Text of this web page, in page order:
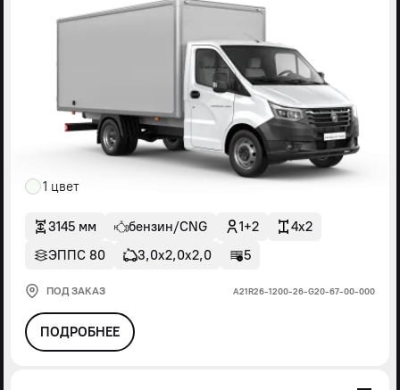
1 цвет
3145 мм бензин/CNG 1+2
4x2
ЭППС 80
3,0х2,0х2,0 5
ПОД ЗАКАЗ А21R26-1200-26-G20-67-00-000
ПОДРОБНЕЕ